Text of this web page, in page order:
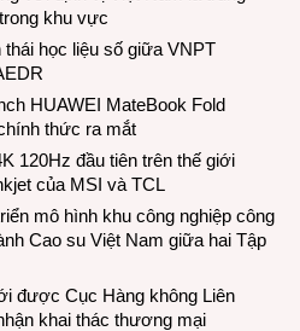
khu vực
học liệu số giữa VNPT
HUAWEI MateBook Fold
thức ra mắt
120Hz đầu tiên trên thế giới
của MSI và TCL
mô hình khu công nghiệp công
Cao su Việt Nam giữa hai Tập
được Cục Hàng không Liên
khai thác thương mại